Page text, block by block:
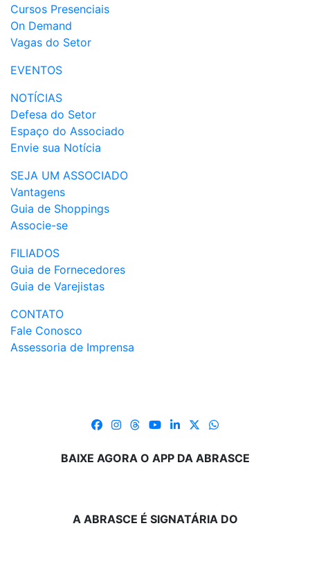
Cursos Presenciais
On Demand
Vagas do Setor
EVENTOS
NOTÍCIAS
Defesa do Setor
Espaço do Associado
Envie sua Notícia
SEJA UM ASSOCIADO
Vantagens
Guia de Shoppings
Associe-se
FILIADOS
Guia de Fornecedores
Guia de Varejistas
CONTATO
Fale Conosco
Assessoria de Imprensa
BAIXE AGORA O APP DA ABRASCE
A ABRASCE É SIGNATÁRIA DO